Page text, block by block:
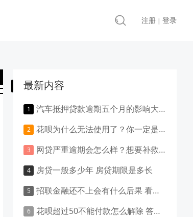
注册 | 登录
最新内容
汽车抵押贷款逾期五个月的影响大吗？负面影响大吗？
花呗为什么无法使用了？你一定是做了这些事！
网贷严重逾期会怎么样？想要补救就得这样做！
房贷一般多少年 房贷期限是多长
招联金融还不上会有什么后果 看这里就清楚了
花呗超过50不能付款怎么解除 答案是这样的